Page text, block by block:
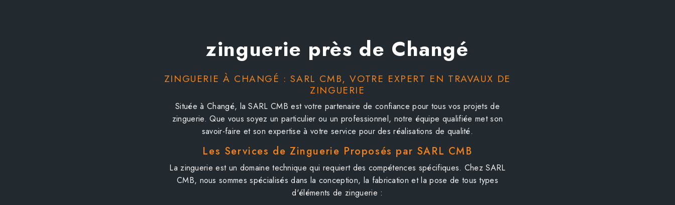
zinguerie près de Changé
ZINGUERIE À CHANGÉ : SARL CMB, VOTRE EXPERT EN TRAVAUX DE
ZINGUERIE
Située à Changé, la SARL CMB est votre partenaire de confiance pour tous vos projets de
zinguerie. Que vous soyez un particulier ou un professionnel, notre équipe qualifiée met son
savoir-faire et son expertise à votre service pour des réalisations de qualité.
Les Services de Zinguerie Proposés par SARL CMB
La zinguerie est un domaine technique qui requiert des compétences spécifiques. Chez SARL
CMB, nous sommes spécialisés dans la conception, la fabrication et la pose de tous types
d'éléments de zinguerie :